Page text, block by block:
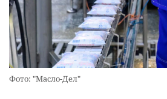
Фото: "Масло-Дел"